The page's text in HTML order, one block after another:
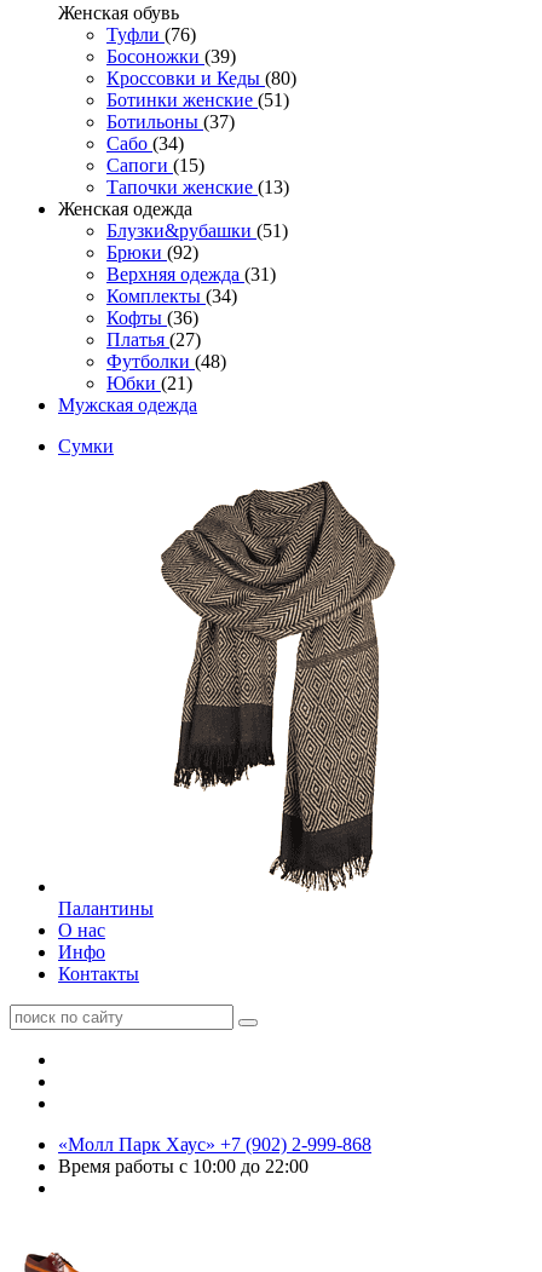
Женcкая обувь
Туфли (76)
Босоножки (39)
Кроссовки и Кеды (80)
Ботинки женские (51)
Ботильоны (37)
Сабо (34)
Сапоги (15)
Тапочки женские (13)
Женская одежда
Блузки&рубашки (51)
Брюки (92)
Верхняя одежда (31)
Комплекты (34)
Кофты (36)
Платья (27)
Футболки (48)
Юбки (21)
Мужская одежда
Сумки
Палантины
О нас
Инфо
Контакты
«Молл Парк Хаус» +7 (902) 2-999-868
Время работы с 10:00 до 22:00